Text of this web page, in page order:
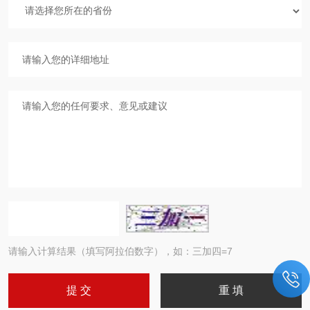
请输入计算结果（填写阿拉伯数字），如：三加四=7